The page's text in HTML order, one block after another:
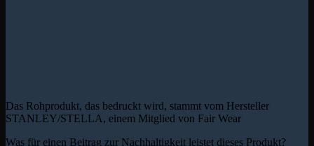
Das Rohprodukt, das bedruckt wird, stammt vom Hersteller
STANLEY/STELLA, einem Mitglied von Fair Wear
Was für einen Beitrag zur Nachhaltigkeit leistet dieses Produkt?